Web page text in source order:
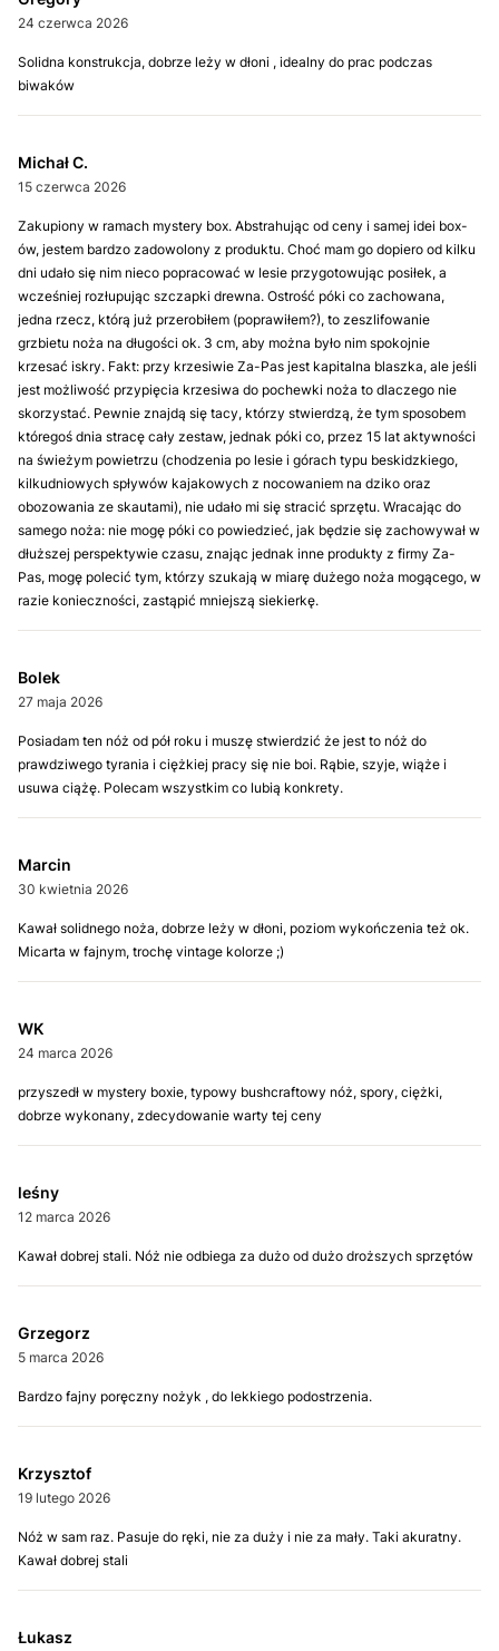
24 czerwca 2026
Solidna konstrukcja, dobrze leży w dłoni , idealny do prac podczas
biwaków
Michał C.
15 czerwca 2026
Zakupiony w ramach mystery box. Abstrahując od ceny i samej idei box-
ów, jestem bardzo zadowolony z produktu. Choć mam go dopiero od kilku
dni udało się nim nieco popracować w lesie przygotowując posiłek, a
wcześniej rozłupując szczapki drewna. Ostrość póki co zachowana,
jedna rzecz, którą już przerobiłem (poprawiłem?), to zeszlifowanie
grzbietu noża na długości ok. 3 cm, aby można było nim spokojnie
krzesać iskry. Fakt: przy krzesiwie Za-Pas jest kapitalna blaszka, ale jeśli
jest możliwość przypięcia krzesiwa do pochewki noża to dlaczego nie
skorzystać. Pewnie znajdą się tacy, którzy stwierdzą, że tym sposobem
któregoś dnia stracę cały zestaw, jednak póki co, przez 15 lat aktywności
na świeżym powietrzu (chodzenia po lesie i górach typu beskidzkiego,
kilkudniowych spływów kajakowych z nocowaniem na dziko oraz
obozowania ze skautami), nie udało mi się stracić sprzętu. Wracając do
samego noża: nie mogę póki co powiedzieć, jak będzie się zachowywał w
dłuższej perspektywie czasu, znając jednak inne produkty z firmy Za-
Pas, mogę polecić tym, którzy szukają w miarę dużego noża mogącego, w
razie konieczności, zastąpić mniejszą siekierkę.
Bolek
27 maja 2026
Posiadam ten nóż od pół roku i muszę stwierdzić że jest to nóż do
prawdziwego tyrania i ciężkiej pracy się nie boi. Rąbie, szyje, wiąże i
usuwa ciążę. Polecam wszystkim co lubią konkrety.
Marcin
30 kwietnia 2026
Kawał solidnego noża, dobrze leży w dłoni, poziom wykończenia też ok.
Micarta w fajnym, trochę vintage kolorze ;)
WK
24 marca 2026
przyszedł w mystery boxie, typowy bushcraftowy nóż, spory, ciężki,
dobrze wykonany, zdecydowanie warty tej ceny
leśny
12 marca 2026
Kawał dobrej stali. Nóż nie odbiega za dużo od dużo droższych sprzętów
Grzegorz
5 marca 2026
Bardzo fajny poręczny nożyk , do lekkiego podostrzenia.
Krzysztof
19 lutego 2026
Nóż w sam raz. Pasuje do ręki, nie za duży i nie za mały. Taki akuratny.
Kawał dobrej stali
Łukasz